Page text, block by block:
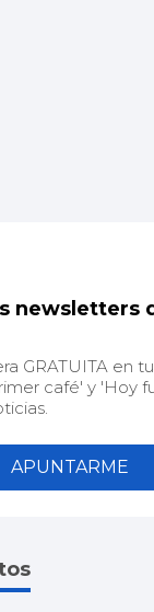
newsletters
GRATUITA en
café' y 'Hoy
APUNTARME